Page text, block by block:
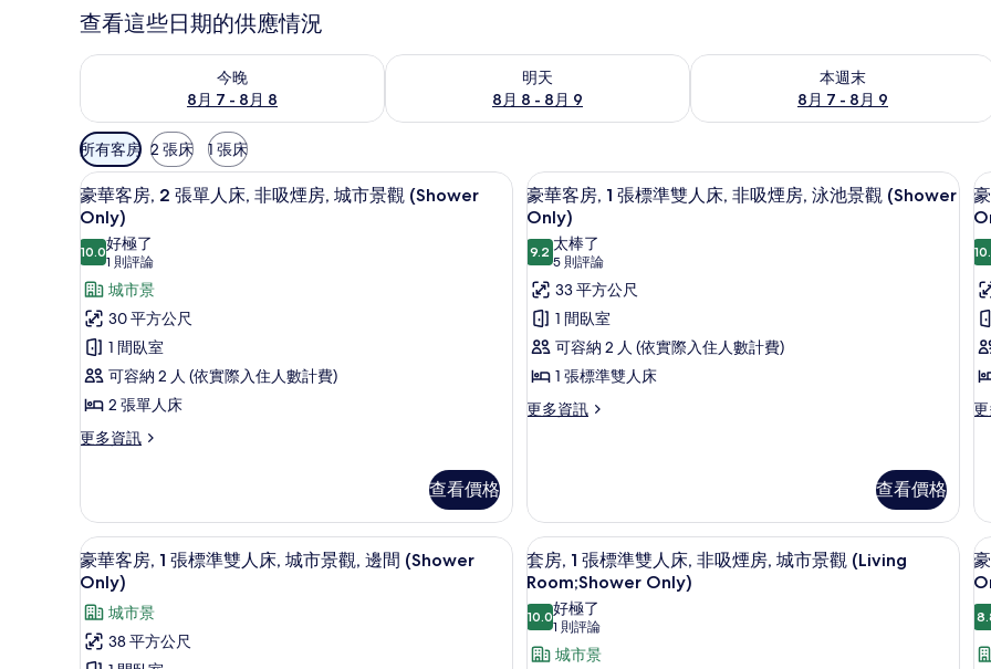
查看這些日期的供應情況
今晚
8月 7 - 8月 8
查看今晚 (8月 7 - 8月 8) 的供應情況
明天
8月 8 - 8月 9
查看明天 (8月 8 - 8月 9) 的供應情況
本週末
8月 7 - 8月 9
查看本週末 (8月 7 - 8月 9) 的供應情況
可
用
的
客
房
篩
選
條
件
所有客房 2 張床 1 張床
顯
示
豪
華
客
房,
2
張
單
人
吸
煙
房,
城
市
迷你吧、書桌、筆電工作空間、床單
10
豪華客房, 2 張單人床, 非吸煙房, 城市景觀 (Shower
Only)
10.010.0 分，滿分 10 分
好極了
1 則評論
(1
則
評
論)
城市景
30 平方公尺
1 間臥室
可容納 2 人 (依實際入住人數計費)
2 張單人床
更多資訊
更
客
房,
2
張
人
床,
非
查看價格
顯
示
豪
華
客
房,
1
張
標
床,
非
吸
煙
房,
迷你吧、書桌、筆電工作空間、床單
15
豪華客房, 1 張標準雙人床, 非吸煙房, 泳池景觀 (Shower
Only)
9.29.2 分，滿分 10 分
太棒了
5 則評論
(5
則
評
論)
33 平方公尺
1 間臥室
可容納 2 人 (依實際入住人數計費)
1 張標準雙人床
更多資訊
更
房,
張
標
準
雙
人
床,
查看價格
2
池
更
房,
張
單
人
床,
非
吸
顯
示
豪
華
客
豪華客房, 1 張標準雙人床, 城市景觀, 邊間 (Shower Only) | 迷你吧、書桌、筆電工作空間、床單
12
豪華客房, 1 張標準雙人床, 城市景觀, 邊間 (Shower
Only)
城市景
38 平方公尺
顯
示
套
房,
1
套房, 1 張標準雙人床, 非吸煙房, 城市
9
套房, 1 張標準雙人床, 非吸煙房, 城市景觀 (Living
Room;Shower Only)
10.010.0 分，滿分 10 分
好極了
1 則評論
(1
則
城市景